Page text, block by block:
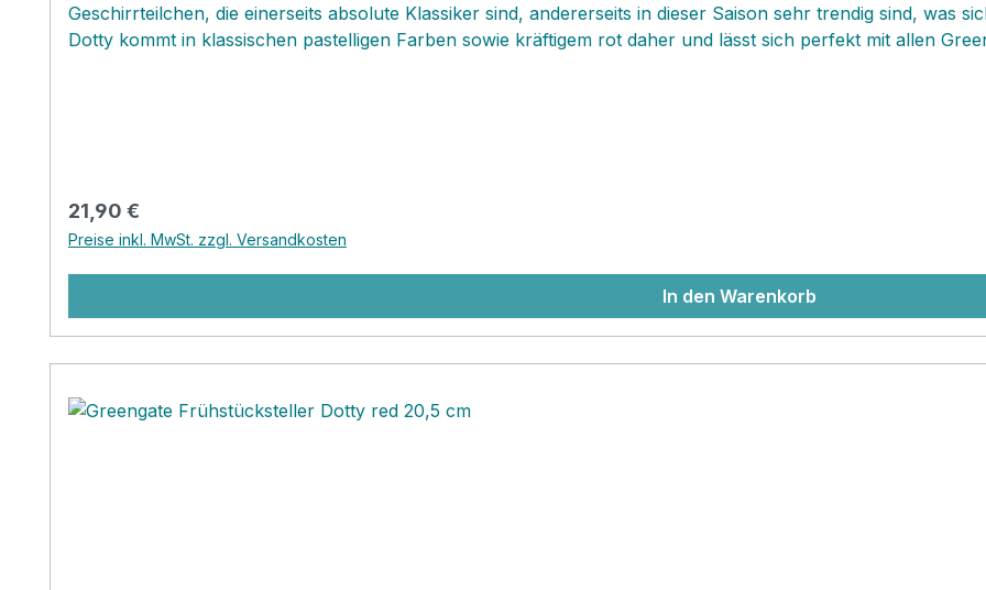
Geschirrteilchen, die einerseits absolute Klassiker sind, andererseits in dieser Saison sehr trendig sind, was
Dotty kommt in klassischen pastelligen Farben sowie kräftigem rot daher und lässt sich perfekt mit allen
Regulärer Preis:
21,90 €
Preise inkl. MwSt. zzgl. Versandkosten
In den Warenkorb